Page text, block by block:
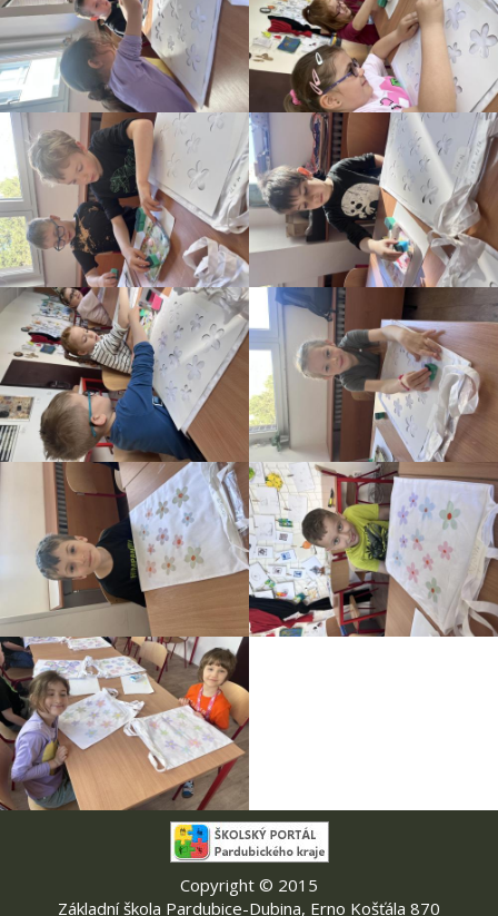
Copyright © 2015
Základní škola Pardubice-Dubina, Erno Košťála 870